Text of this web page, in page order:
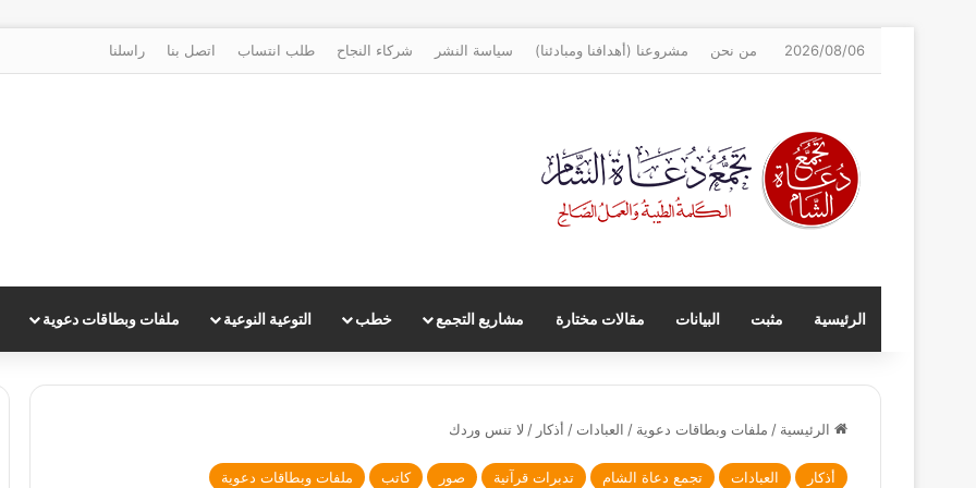
2026/08/06 من نحن مشروعنا (أهدافنا ومبادئنا) سياسة النشر شركاء النجاح طلب انتساب اتصل بنا راسلنا
الرئيسية مثبت البيانات مقالات مختارة مشاريع التجمع خطب التوعية النوعية ملفات وبطاقات دعوية
الرئيسية / ملفات وبطاقات دعوية / العبادات / أذكار / لا تنس وردك
أذكار العبادات تجمع دعاة الشام تدبرات قرآنية صور كاتب ملفات وبطاقات دعوية